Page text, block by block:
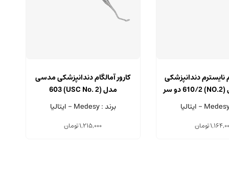
نایسترم دندانپزشکی
مدسی مدل (NO.2) 610/2 دو سر
تومان
کارور آمالگام دندانپزشکی مدسی
مدل (USC No. 2) 603
برند : Medesy - ایتالیا
1,215,000تومان